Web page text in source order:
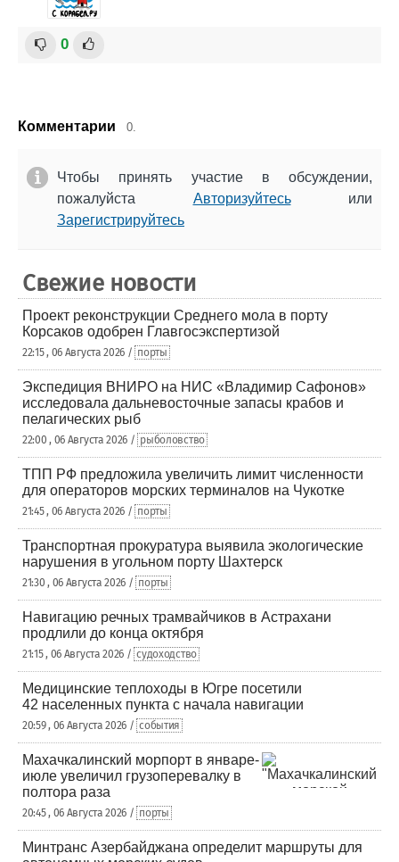
0
Комментарии 0.
Чтобы принять участие в обсуждении,
пожалуйста Авторизуйтесьили
Зарегистрируйтесь
Свежие новости
Проект реконструкции Среднего мола в порту
Корсаков одобрен Главгосэкспертизой
22:15 , 06 Августа 2026 / порты
Экспедиция ВНИРО на НИС «Владимир Сафонов»
исследовала дальневосточные запасы крабов и
пелагических рыб
22:00 , 06 Августа 2026 / рыболовство
ТПП РФ предложила увеличить лимит численности
для операторов морских терминалов на Чукотке
21:45 , 06 Августа 2026 / порты
Транспортная прокуратура выявила экологические
нарушения в угольном порту Шахтерск
21:30 , 06 Августа 2026 / порты
Навигацию речных трамвайчиков в Астрахани
продлили до конца октября
21:15 , 06 Августа 2026 / судоходство
Медицинские теплоходы в Югре посетили
42 населенных пункта с начала навигации
20:59 , 06 Августа 2026 / события
Махачкалинский морпорт в январе-
июле увеличил грузоперевалку в
полтора раза
20:45 , 06 Августа 2026 / порты
Минтранс Азербайджана определит маршруты для